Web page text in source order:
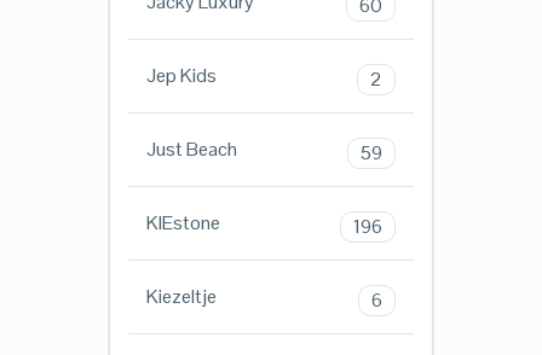
Jep Kids 2
Just Beach 59
KIEstone 196
Kiezeltje 6